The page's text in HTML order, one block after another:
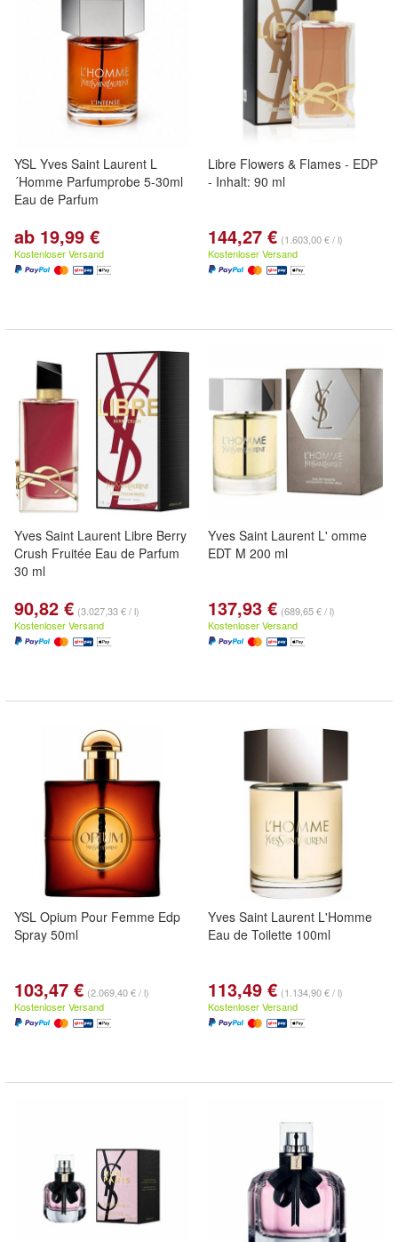
YSL Yves Saint Laurent L
´Homme Parfumprobe 5-30ml
Eau de Parfum
ab 19,99 €
Kostenloser Versand
Libre Flowers & Flames - EDP
- Inhalt: 90 ml
144,27 € (1.603,00 € / l)
Kostenloser Versand
Yves Saint Laurent Libre Berry
Crush Fruitée Eau de Parfum
30 ml
90,82 € (3.027,33 € / l)
Kostenloser Versand
Yves Saint Laurent L' omme
EDT M 200 ml
137,93 € (689,65 € / l)
Kostenloser Versand
YSL Opium Pour Femme Edp
Spray 50ml
103,47 € (2.069,40 € / l)
Kostenloser Versand
Yves Saint Laurent L'Homme
Eau de Toilette 100ml
113,49 € (1.134,90 € / l)
Kostenloser Versand